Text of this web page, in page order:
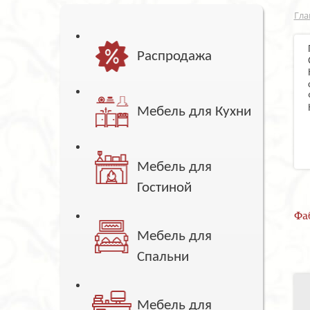
Распродажа
Мебель для Кухни
Мебель для
Гостиной
Мебель для
Спальни
Мебель для